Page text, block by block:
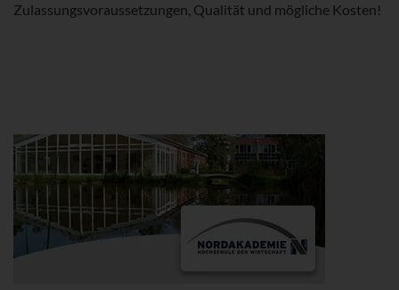
Zulassungsvoraussetzungen, Qualität und mögliche Kosten!